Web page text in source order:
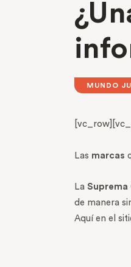
MUNDO
Las marcas
La Suprema
de manera
Aquí en el